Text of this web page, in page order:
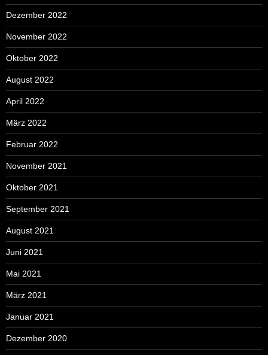
Dezember 2022
November 2022
Oktober 2022
August 2022
April 2022
März 2022
Februar 2022
November 2021
Oktober 2021
September 2021
August 2021
Juni 2021
Mai 2021
März 2021
Januar 2021
Dezember 2020